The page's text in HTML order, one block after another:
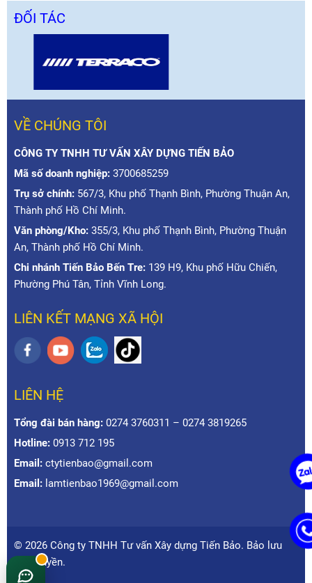
ĐỐI TÁC
VỀ CHÚNG TÔI
CÔNG TY TNHH TƯ VẤN XÂY DỰNG TIẾN BẢO
Mã số doanh nghiệp: 3700685259
Trụ sở chính: 567/3, Khu phố Thạnh Bình, Phường Thuận An,
Thành phố Hồ Chí Minh.
Văn phòng/Kho: 355/3, Khu phố Thạnh Bình, Phường Thuận
An, Thành phố Hồ Chí Minh.
Chi nhánh Tiến Bảo Bến Tre: 139 H9, Khu phố Hữu Chiến,
Phường Phú Tân, Tỉnh Vĩnh Long.
LIÊN KẾT MẠNG XÃ HỘI
LIÊN HỆ
Tổng đài bán hàng: 0274 3760311 – 0274 3819265
Hotline: 0913 712 195
Email: ctytienbao@gmail.com
Email: lamtienbao1969@gmail.com
© 2026 Công ty TNHH Tư vấn Xây dựng Tiến Bảo. Bảo lưu
mọi quyền.